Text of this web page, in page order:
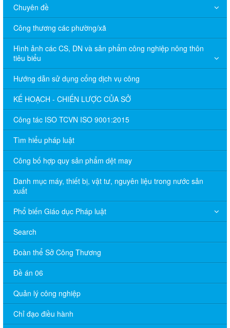
Chuyên đề
Công thương các phường/xã
Hình ảnh các CS, DN và sản phẩm công nghiệp nông thôn
tiêu biểu
Hướng dẫn sử dụng cổng dịch vụ công
KẾ HOẠCH - CHIẾN LƯỢC CỦA SỞ
Công tác ISO TCVN ISO 9001:2015
Tìm hiểu pháp luật
Công bố hợp quy sản phẩm dệt may
Danh mục máy, thiết bị, vật tư, nguyên liệu trong nước sản
xuất
Phổ biến Giáo dục Pháp luật
Search
Đoàn thể Sở Công Thương
Đề án 06
Quản lý công nghiệp
Chỉ đạo điều hành